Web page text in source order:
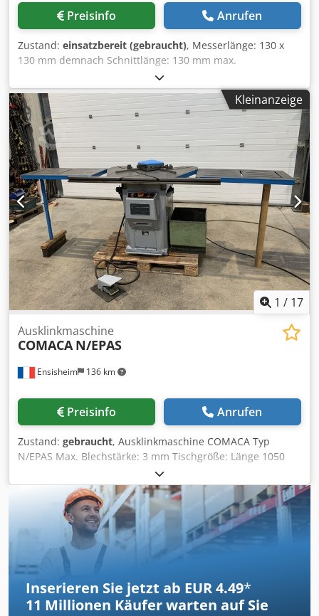
Preisinfo Anrufen
Zustand: einsatzbereit (gebraucht), Messerlänge: 130 x
130 mm demnach Schnittlänge: 130 mm max.
Schnittleistung bei 45/70 kg Festigkeit: 3/2 mm
Schnittwinkel: 90° Hubzahl: 50 /min Crodpfxoznh Ivj Akbsf
Tischabmessungen: 460 x 600 mm Platzbedarf: 650 x 600 x
1250 mm Gewicht ca.: 170 kg
Kleinanzeige
1 / 17
Ensisheim 136 km
Ausklinkmaschine
COMACA N/EPAS
Preisinfo Anrufen
Zustand: gebraucht, Ausklinkmaschine COMACA Typ
N/EPAS Max. Blechstärke: 3 mm Tischgröße: Länge 1050
mm x Tiefe 700 mm Anbautisch-Maße: 900 x 470 mm
Ausladung: 110 mm Cedpfx Akezku D Njberf
Schwenkanschlag Messerlänge: 225 x 225 mm Spannung:
380 V Gesamtlänge mit Anbautischen: 2900 mm Länge:
1200 mm (mit zurückgezogenen Anbautischen) Tiefe: 800
mm Gesamthöhe: 1100 mm Gewicht: ca. 1 t
Inserieren Sie jetzt ab EUR 4.49*
11 Millionen Käufer warten auf Sie